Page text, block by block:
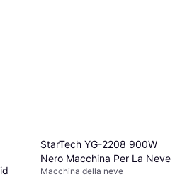
StarTech YG-2208 900W
Nero Macchina Per La Neve
Macchina della neve